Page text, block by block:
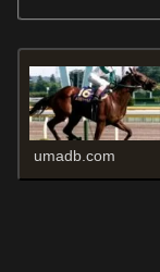
umadb.com